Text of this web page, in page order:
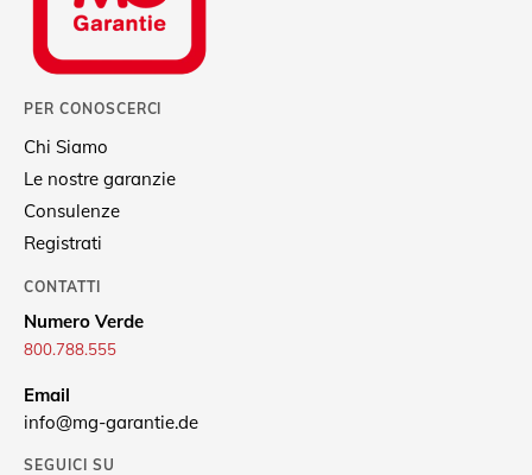
PER CONOSCERCI
Chi Siamo
Le nostre garanzie
Consulenze
Registrati
CONTATTI
Numero Verde
800.788.555
Email
info@mg-garantie.de
SEGUICI SU